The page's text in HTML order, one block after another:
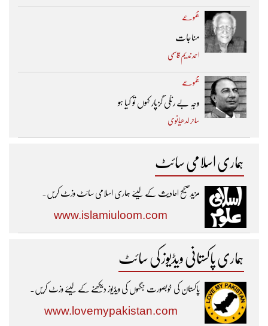
مجموعے
مناجات
احمد ندیم قاسمی
مجموعے
وجہِ بے رنگی گزپار کہوں تو کیا ہو
ساحر لدھیانوی
ہماری اسلامی سائٹ
مزیدصحیح احادیث کے لیئے ہماری اسلامی سائٹ وزٹ کریں۔
www.islamiuloom.com
ہماری پاکستانی ویڈیوز کی سائٹ
پاکستان کی خوبصورت جگہوں کی ویڈیوز دیکھنے کے لیئے وزٹ کریں۔
www.lovemypakistan.com